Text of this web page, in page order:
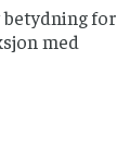
for
med